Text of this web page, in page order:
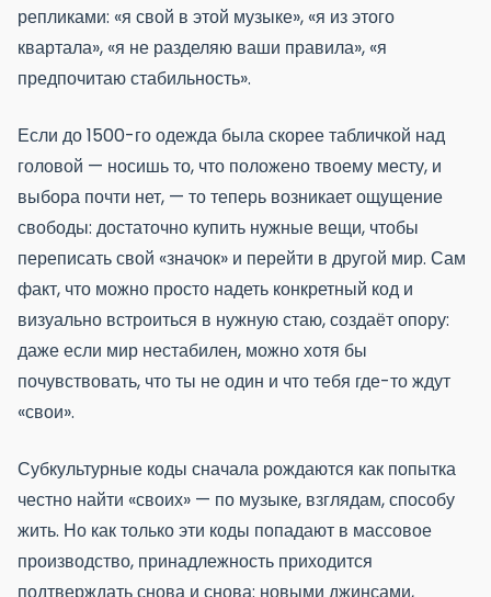
репликами: «я свой в этой музыке», «я из этого
квартала», «я не разделяю ваши правила», «я
предпочитаю стабильность».
Если до 1500-го одежда была скорее табличкой над
головой — носишь то, что положено твоему месту, и
выбора почти нет, — то теперь возникает ощущение
свободы: достаточно купить нужные вещи, чтобы
переписать свой «значок» и перейти в другой мир. Сам
факт, что можно просто надеть конкретный код и
визуально встроиться в нужную стаю, создаёт опору:
даже если мир нестабилен, можно хотя бы
почувствовать, что ты не один и что тебя где-то ждут
«свои».
Субкультурные коды сначала рождаются как попытка
честно найти «своих» — по музыке, взглядам, способу
жить. Но как только эти коды попадают в массовое
производство, принадлежность приходится
подтверждать снова и снова: новыми джинсами,